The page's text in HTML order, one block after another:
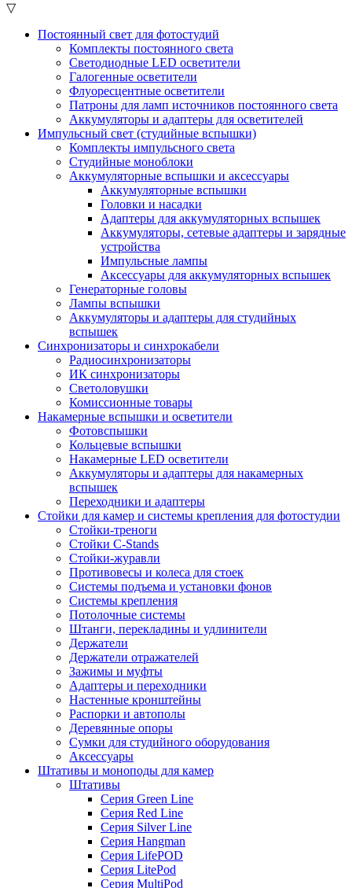
▽
Постоянный свет для фотостудий
Комплекты постоянного света
Светодиодные LED осветители
Галогенные осветители
Флуоресцентные осветители
Патроны для ламп источников постоянного света
Аккумуляторы и адаптеры для осветителей
Импульсный свет (студийные вспышки)
Комплекты импульсного света
Студийные моноблоки
Аккумуляторные вспышки и аксессуары
Аккумуляторные вспышки
Головки и насадки
Адаптеры для аккумуляторных вспышек
Аккумуляторы, сетевые адаптеры и зарядные
устройства
Импульсные лампы
Аксессуары для аккумуляторных вспышек
Генераторные головы
Лампы вспышки
Аккумуляторы и адаптеры для студийных
вспышек
Синхронизаторы и синхрокабели
Радиосинхронизаторы
ИК синхронизаторы
Светоловушки
Комиссионные товары
Накамерные вспышки и осветители
Фотовспышки
Кольцевые вспышки
Накамерные LED осветители
Аккумуляторы и адаптеры для накамерных
вспышек
Переходники и адаптеры
Стойки для камер и системы крепления для фотостудии
Стойки-треноги
Стойки C-Stands
Стойки-журавли
Противовесы и колеса для стоек
Системы подъема и установки фонов
Системы крепления
Потолочные системы
Штанги, перекладины и удлинители
Держатели
Держатели отражателей
Зажимы и муфты
Адаптеры и переходники
Настенные кронштейны
Распорки и автополы
Деревянные опоры
Сумки для студийного оборудования
Аксессуары
Штативы и моноподы для камер
Штативы
Серия Green Line
Серия Red Line
Серия Silver Line
Серия Hangman
Серия LifePOD
Серия LitePod
Серия MultiPod